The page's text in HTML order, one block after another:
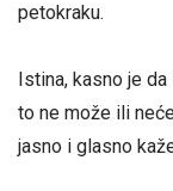
petokraku.
Istina, kasno je
to ne može ili
jasno i glasno